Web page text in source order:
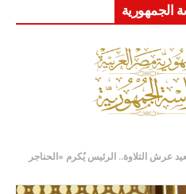
التلاوة.. الرئيس يُكرم «الحناجر